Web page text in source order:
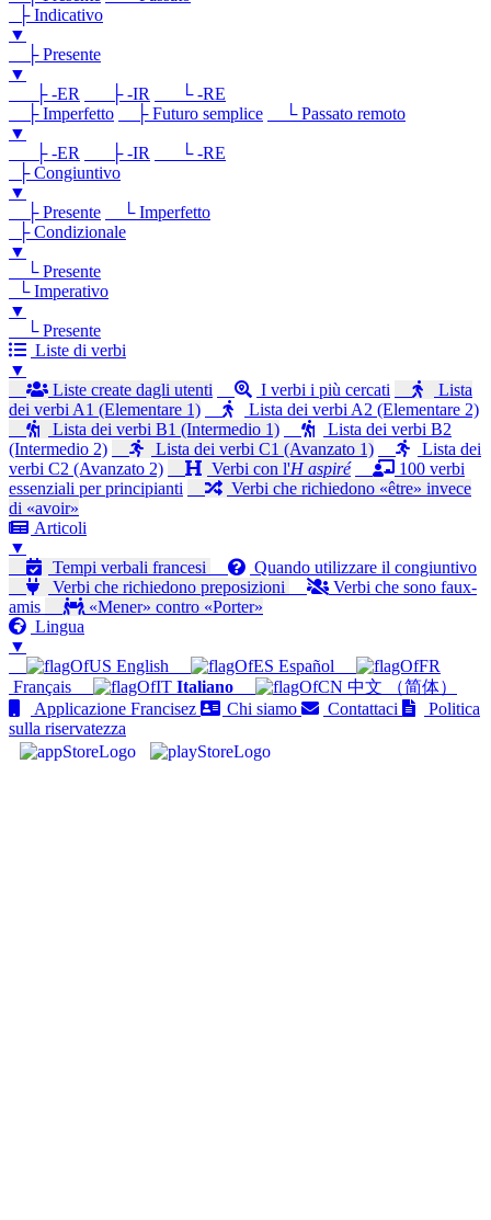
├ Indicativo
▼
├ Presente
▼
├ -ER
├ -IR
└ -RE
├ Imperfetto
├ Futuro semplice
└ Passato remoto
▼
├ -ER
├ -IR
└ -RE
├ Congiuntivo
▼
├ Presente
└ Imperfetto
├ Condizionale
▼
└ Presente
└ Imperativo
▼
└ Presente
Liste di verbi
▼
Liste create dagli utenti
I verbi i più cercati
Lista
dei verbi A1 (Elementare 1)
Lista dei verbi A2 (Elementare 2)
Lista dei verbi B1 (Intermedio 1)
Lista dei verbi B2
(Intermedio 2)
Lista dei verbi C1 (Avanzato 1)
Lista dei
verbi C2 (Avanzato 2)
Verbi con l'H aspiré
100 verbi
essenziali per principianti
Verbi che richiedono «être» invece
di «avoir»
Articoli
▼
Tempi verbali francesi
Quando utilizzare il congiuntivo
Verbi che richiedono preposizioni
Verbi che sono faux-
amis
«Mener» contro «Porter»
Lingua
▼
English
Español
Français
Italiano
中文 （简体）
Applicazione Francisez
Chi siamo Contattaci
Politica
sulla riservatezza